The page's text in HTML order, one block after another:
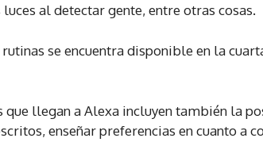
al detectar gente, entre otras cosas.
se encuentra disponible en la
que llegan a Alexa incluyen también la
enseñar preferencias en cuanto a